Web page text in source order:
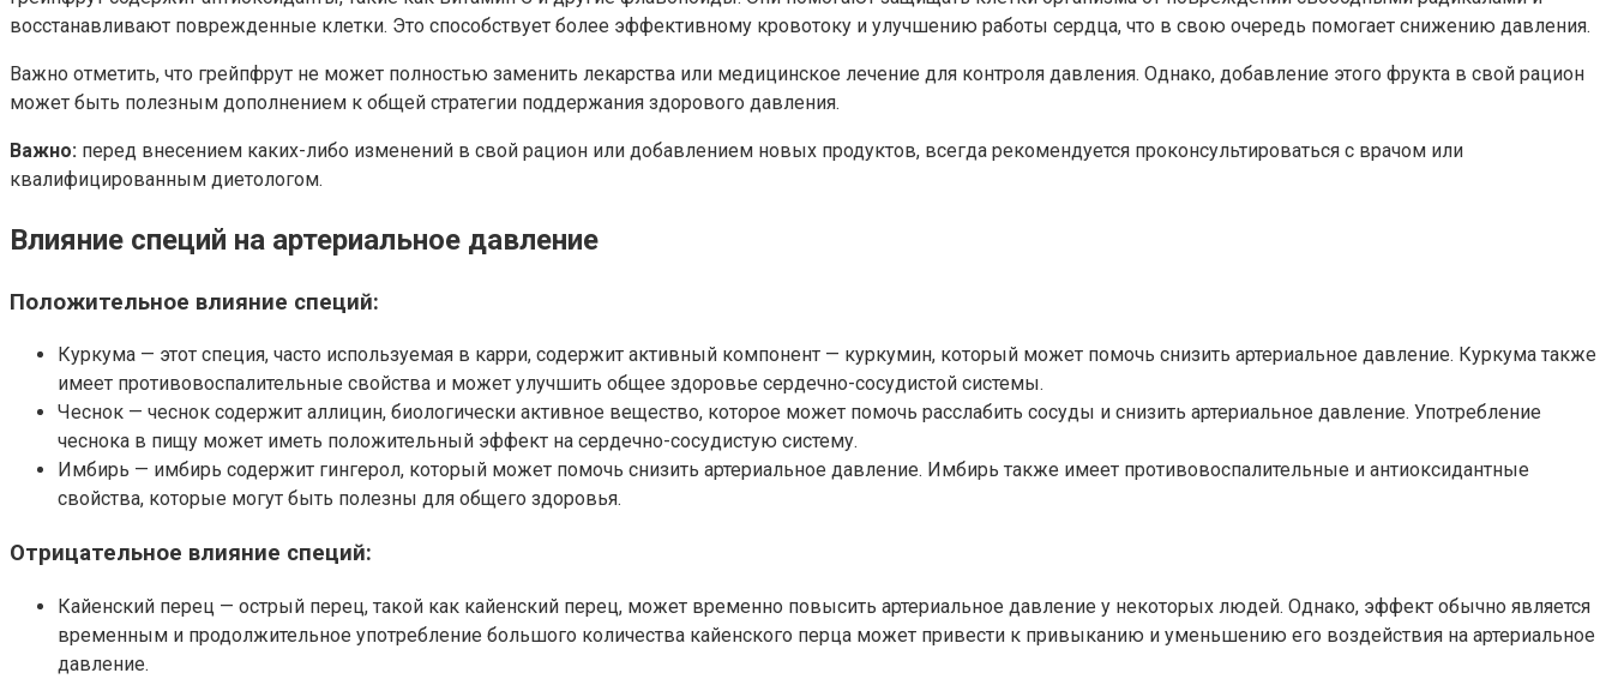
восстанавливают поврежденные клетки. Это способствует более эффективному кровотоку и улучшению работы сердца, что в свою очередь помогает снижению давления.
Важно отметить, что грейпфрут не может полностью заменить лекарства или медицинское лечение для контроля давления. Однако, добавление этого фрукта в свой рацион
может быть полезным дополнением к общей стратегии поддержания здорового давления.
Важно: перед внесением каких-либо изменений в свой рацион или добавлением новых продуктов, всегда рекомендуется проконсультироваться с врачом или
квалифицированным диетологом.
Влияние специй на артериальное давление
Положительное влияние специй:
Куркума — этот специя, часто используемая в карри, содержит активный компонент — куркумин, который может помочь снизить артериальное давление. Куркума также
имеет противовоспалительные свойства и может улучшить общее здоровье сердечно-сосудистой системы.
Чеснок — чеснок содержит аллицин, биологически активное вещество, которое может помочь расслабить сосуды и снизить артериальное давление. Употребление
чеснока в пищу может иметь положительный эффект на сердечно-сосудистую систему.
Имбирь — имбирь содержит гингерол, который может помочь снизить артериальное давление. Имбирь также имеет противовоспалительные и антиоксидантные
свойства, которые могут быть полезны для общего здоровья.
Отрицательное влияние специй:
Кайенский перец — острый перец, такой как кайенский перец, может временно повысить артериальное давление у некоторых людей. Однако, эффект обычно является
временным и продолжительное употребление большого количества кайенского перца может привести к привыканию и уменьшению его воздействия на артериальное
давление.